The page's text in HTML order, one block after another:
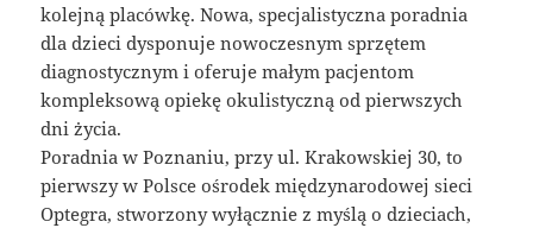
kolejną placówkę. Nowa, specjalistyczna poradnia
dla dzieci dysponuje nowoczesnym sprzętem
diagnostycznym i oferuje małym pacjentom
kompleksową opiekę okulistyczną od pierwszych
dni życia.
Poradnia w Poznaniu, przy ul. Krakowskiej 30, to
pierwszy w Polsce ośrodek międzynarodowej sieci
Optegra, stworzony wyłącznie z myślą o dzieciach,